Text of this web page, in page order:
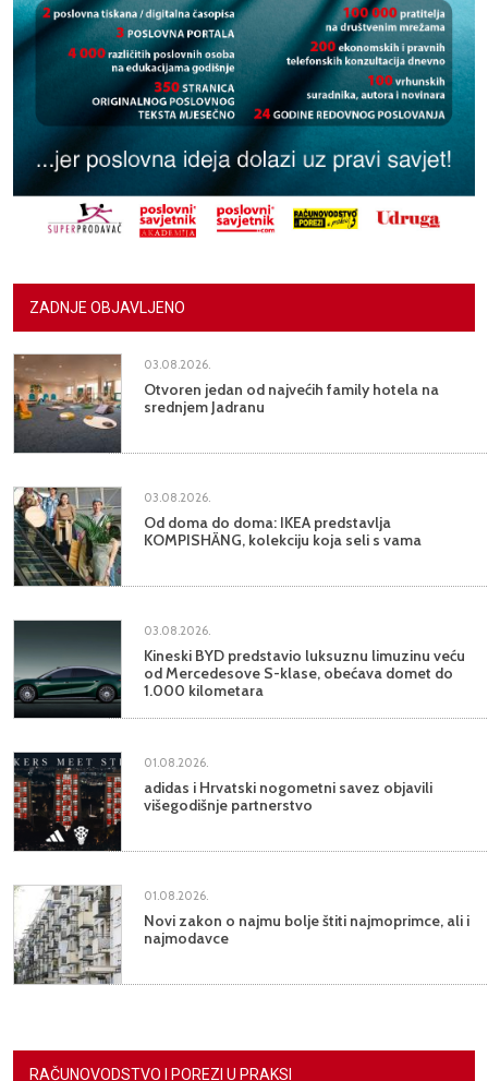
ZADNJE OBJAVLJENO
03.08.2026.
Otvoren jedan od najvećih family hotela na
srednjem Jadranu
03.08.2026.
Od doma do doma: IKEA predstavlja
KOMPISHÄNG, kolekciju koja seli s vama
03.08.2026.
Kineski BYD predstavio luksuznu limuzinu veću
od Mercedesove S-klase, obećava domet do
1.000 kilometara
01.08.2026.
adidas i Hrvatski nogometni savez objavili
višegodišnje partnerstvo
01.08.2026.
Novi zakon o najmu bolje štiti najmoprimce, ali i
najmodavce
RAČUNOVODSTVO I POREZI U PRAKSI